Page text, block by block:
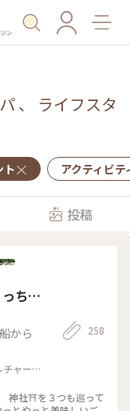
ン
、 ライフスタ
ト アクティビテ
投稿
ちの
から
ャー,
258